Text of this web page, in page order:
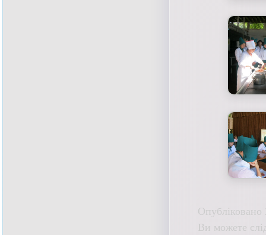
Ви можете